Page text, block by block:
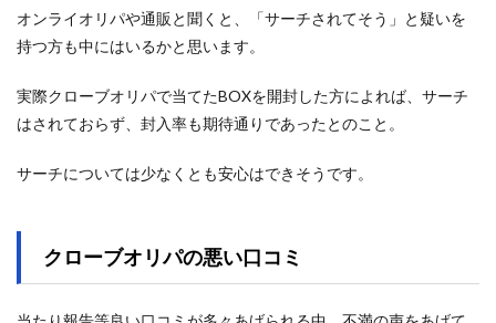
オンライオリパや通販と聞くと、「サーチされてそう」と疑いを
持つ方も中にはいるかと思います。
実際クローブオリパで当てたBOXを開封した方によれば、サーチ
はされておらず、封入率も期待通りであったとのこと。
サーチについては少なくとも安心はできそうです。
クローブオリパの悪い口コミ